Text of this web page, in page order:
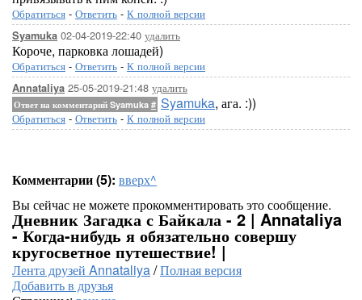
Обратиться - Ответить - К полной версии
Syamuka 02-04-2019-22:40 удалить
Короче, парковка лошадей)
Обратиться - Ответить - К полной версии
Annataliya 25-05-2019-21:48 удалить
Ответ на комментарий Syamuka # Syamuka, ага. :))
Обратиться - Ответить - К полной версии
Комментарии (5): вверх^
Вы сейчас не можете прокомментировать это сообщение.
Дневник Загадка с Байкала - 2 | Annataliya
- Когда-нибудь я обязательно совершу
кругосветное путешествие! |
Лента друзей Annataliya/Полная версия
Добавить в друзья